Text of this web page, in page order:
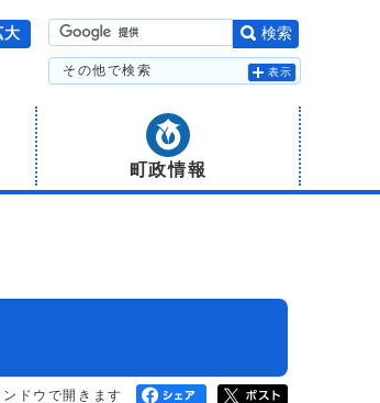
大 検索
その他で検索 表示
町政情報
ドウで開きます